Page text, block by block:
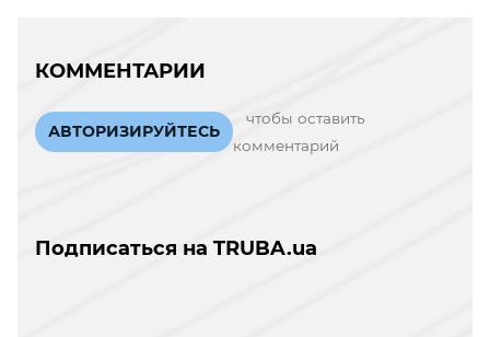
КОММЕНТАРИИ
АВТОРИЗИРУЙТЕСЬ
чтобы оставить
комментарий
Подписаться на TRUBA.ua